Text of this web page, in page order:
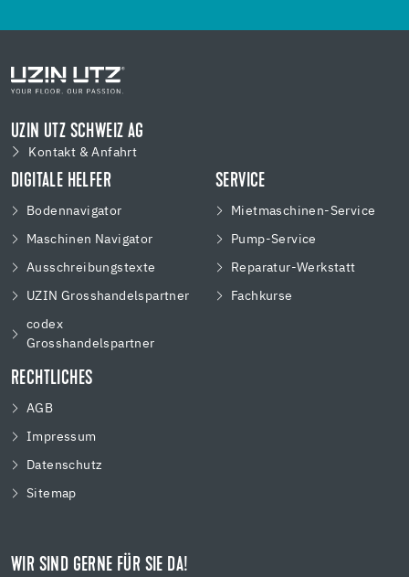
UZIN UTZ SCHWEIZ AG
Kontakt & Anfahrt
DIGITALE HELFER
Bodennavigator
Maschinen Navigator
Ausschreibungstexte
UZIN Grosshandelspartner
codex
Grosshandelspartner
SERVICE
Mietmaschinen-Service
Pump-Service
Reparatur-Werkstatt
Fachkurse
RECHTLICHES
AGB
Impressum
Datenschutz
Sitemap
WIR SIND GERNE FÜR SIE DA!